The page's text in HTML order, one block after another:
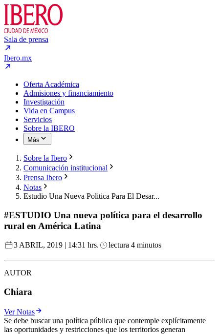
Sala de prensa
Ibero.mx
Oferta Académica
Admisiones y financiamiento
Investigación
Vida en Campus
Servicios
Sobre la IBERO
Más
Sobre la Ibero
Comunicación institucional
Prensa Ibero
Notas
Estudio Una Nueva Politica Para El Desar...
#ESTUDIO Una nueva política para el desarrollo
rural en América Latina
3 ABRIL, 2019 | 14:31 hrs. lectura 4 minutos
AUTOR
Chiara
Ver Notas
Se debe buscar una política pública que contemple explícitamente
las oportunidades y restricciones que los territorios generan